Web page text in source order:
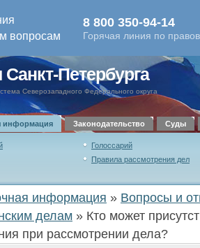
Петербурга
Северозападного Федерального округа
информация Законодательство Суды
Голоссарий
Правила рассмотрения дел
информация » Вопросы и
делам » Кто может
при рассмотрении дела?